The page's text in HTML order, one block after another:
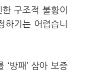
구조적 불황이
하기는 어렵습니
방패’ 삼아 보증